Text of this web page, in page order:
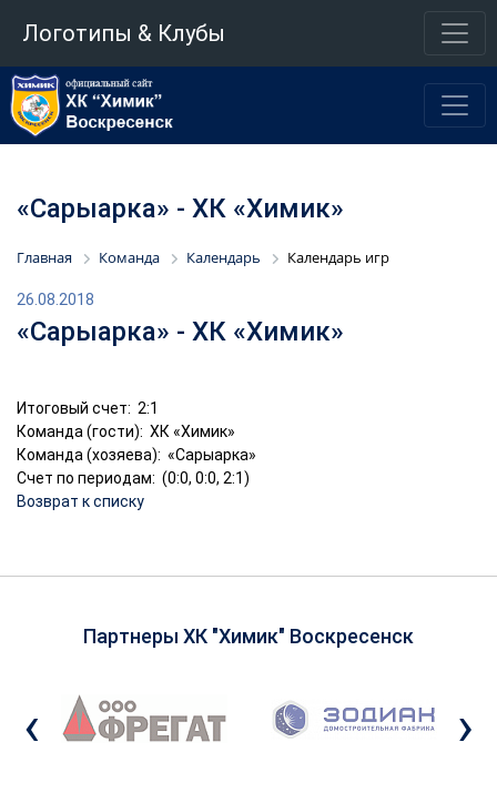
Логотипы & Клубы
«Сарыарка» - ХК «Химик»
Главная Команда Календарь Календарь игр
26.08.2018
«Сарыарка» - ХК «Химик»
Итоговый счет: 2:1
Команда (гости): ХК «Химик»
Команда (хозяева): «Сарыарка»
Счет по периодам: (0:0, 0:0, 2:1)
Возврат к списку
Партнеры ХК "Химик" Воскресенск
‹ ›